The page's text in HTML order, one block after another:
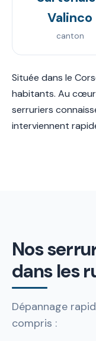
Valinco
canton
Située dans le
habitants. Au cœur
serruriers
interviennent
Nos
dans les
Dépannage
compris :